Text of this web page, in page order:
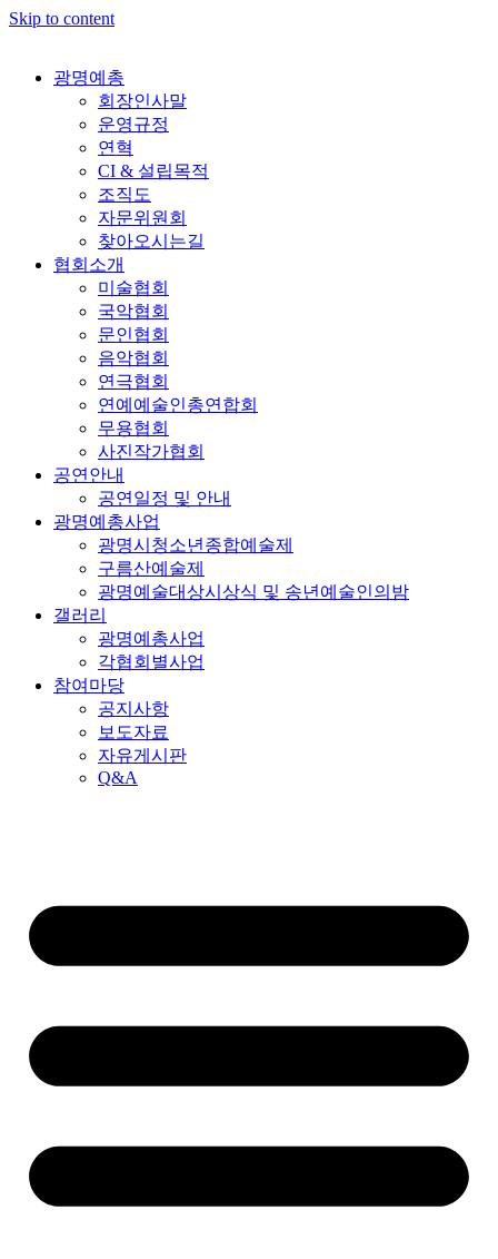
Skip to content
광명예총
회장인사말
운영규정
연혁
CI & 설립목적
조직도
자문위원회
찾아오시는길
협회소개
미술협회
국악협회
문인협회
음악협회
연극협회
연예예술인총연합회
무용협회
사진작가협회
공연안내
공연일정 및 안내
광명예총사업
광명시청소년종합예술제
구름산예술제
광명예술대상시상식 및 송년예술인의밤
갤러리
광명예총사업
각협회별사업
참여마당
공지사항
보도자료
자유게시판
Q&A